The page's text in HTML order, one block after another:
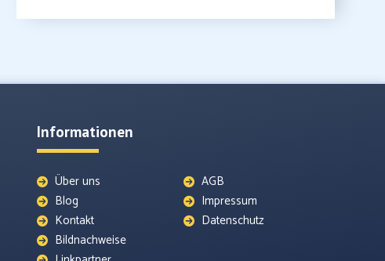
Informationen
Über uns
Blog
Kontakt
Bildnachweise
AGB
Impressum
Datenschutz